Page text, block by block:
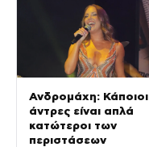
Ανδρομάχη: Κάποιοι
άντρες είναι απλά
κατώτεροι των
περιστάσεων